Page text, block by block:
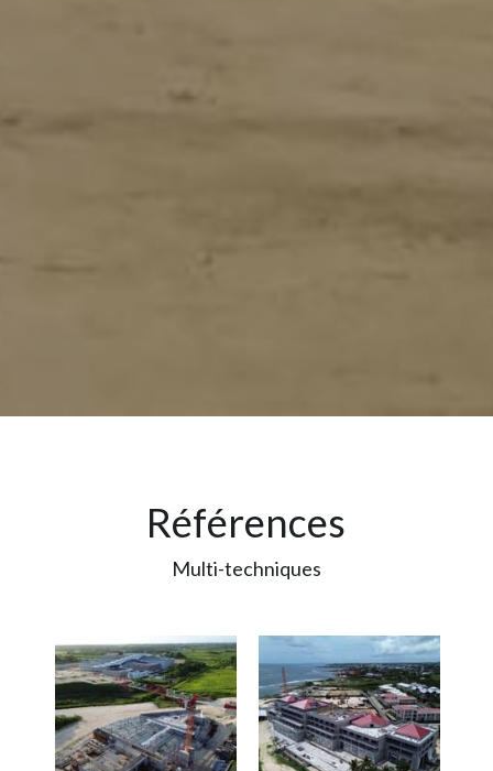
Références
Multi-techniques